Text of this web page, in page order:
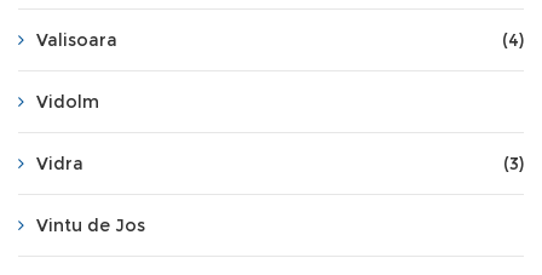
Valisoara (4)
Vidolm
Vidra (3)
Vintu de Jos